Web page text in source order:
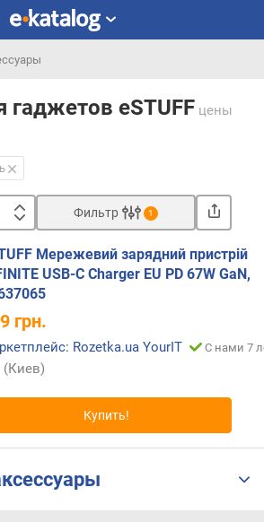
гаджетов eSTUFF цены
Фильтр 1
Мережевий зарядний пристрій
USB-C Charger EU PD 67W GaN,
грн.
Rozetka.ua YourIT С нами 7
(Киев)
Купить!